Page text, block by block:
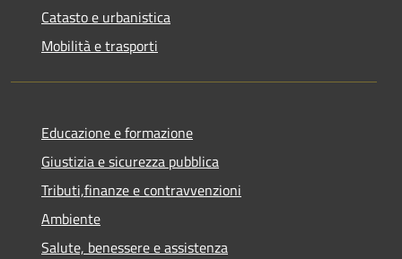
Catasto e urbanistica
Mobilità e trasporti
Educazione e formazione
Giustizia e sicurezza pubblica
Tributi,finanze e contravvenzioni
Ambiente
Salute, benessere e assistenza